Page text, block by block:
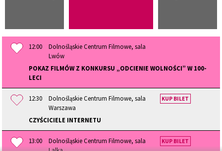
12:00
Dolnośląskie Centrum Filmowe, sala
Lwów
POKAZ FILMÓW Z KONKURSU „ODCIENIE WOLNOŚCI” W 100-
LECI
12:30
Dolnośląskie Centrum Filmowe, sala
Warszawa
CZYŚCICIELE INTERNETU
KUP BILET
13:00
Dolnośląskie Centrum Filmowe, sala
KUP BILET